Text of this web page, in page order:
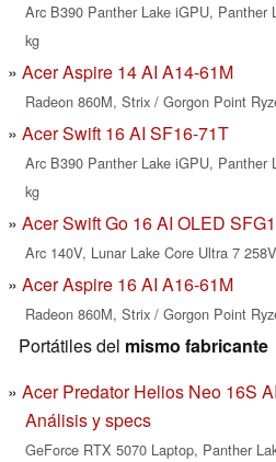
Arc B390 Panther Lake iGPU,
kg
Acer Aspire 14 AI A14-61M
Radeon 860M, Strix / Gorgon Point
Acer Swift 16 AI SF16-71T
Arc B390 Panther Lake iGPU,
kg
Acer Swift Go 16 AI OLED
Arc 140V, Lunar Lake Core Ultra 7
Acer Aspire 16 AI A16-61M
Radeon 860M, Strix / Gorgon Point
Portátiles del mismo fabricante
Acer Predator Helios Neo 16S
Análisis y specs
GeForce RTX 5070 Laptop, Panther